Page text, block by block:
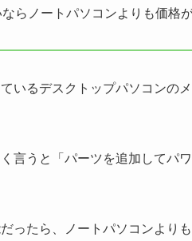
ならノートパソコンよりも価格
いるデスクトップパソコンのメ
言うと「パーツを追加してパ
ったら、ノートパソコンより